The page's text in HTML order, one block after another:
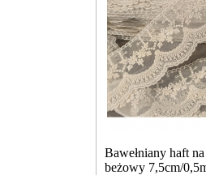
Bawełniany haft
beżowy 7,5cm/